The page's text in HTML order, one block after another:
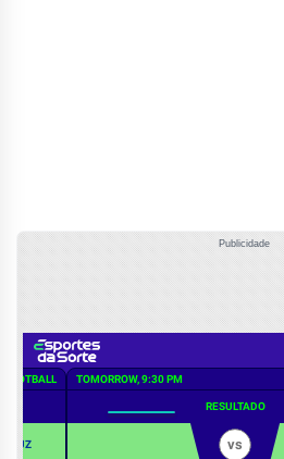
Publicidade